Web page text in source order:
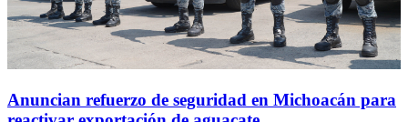
Anuncian refuerzo de seguridad en Michoacán para